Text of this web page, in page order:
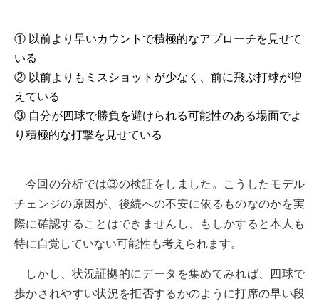
① 以前より早いカウントで積極的なアプローチを見せて
いる
② 以前よりもミスショットが少なく、前に飛ぶ打球が増
えている
③ 自分が四球で勝負を避けられる可能性のある場面でよ
り積極的な打撃を見せている
今回の分析では③の検証をしました。こうしたモデル
チェンジの原因が、後続への不安に依るものなのかを実
際に確認することはできませんし、もしかすると本人も
特に自覚していない可能性も考えられます。
しかし、状況証拠的にデータを集めてみれば、四球で
歩かされやすい状況を拒否するかのように打席の早い段